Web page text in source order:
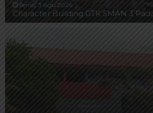
Senin, 3 Agu 2026
Character Building GTK SMAN 3